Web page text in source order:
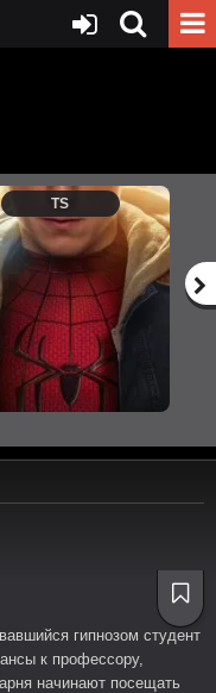
TS
гипнозом студент
к профессору,
начинают посещать